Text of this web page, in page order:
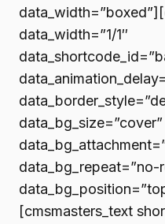
data_width=”1/1″
data_bg_size=”cover”
data_bg_repeat=”no-
[cmsmasters_text